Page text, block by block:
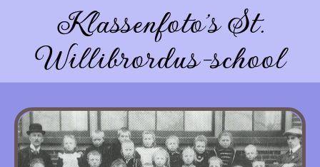
Klassenfoto's St.
Willibrordus-school